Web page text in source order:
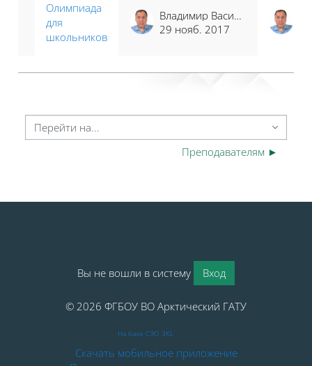
Олимпиада
для
школьников
Владимир Васильевич Постников
29 нояб. 2017
Перейти на...
Преподавателям ►
Вы не вошли в систему Вход
© 2026 ФГБОУ ВО Арктический ГАТУ
На базе СЭО 3KL
Скачать мобильное приложение